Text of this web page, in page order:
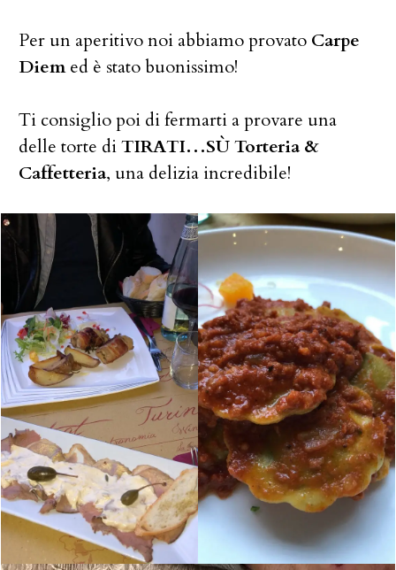
Per un aperitivo noi abbiamo provato Carpe
Diemed è stato buonissimo!
Ti consiglio poi di fermarti a provare una
delle torte diTIRATI…SÙ Torteria &
Caffetteria, una delizia incredibile!